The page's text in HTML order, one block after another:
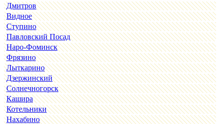
Дмитров
Видное
Ступино
Павловский Посад
Наро-Фоминск
Фрязино
Лыткарино
Дзержинский
Солнечногорск
Кашира
Котельники
Нахабино